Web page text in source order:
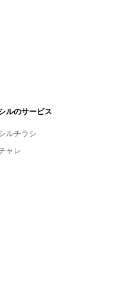
ルのサービス
ルチラシ
ャレ